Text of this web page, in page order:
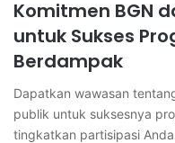
Komitmen BGN
untuk Sukses
Berdampak
Dapatkan wawasan
publik untuk suksesnya
tingkatkan partisipasi